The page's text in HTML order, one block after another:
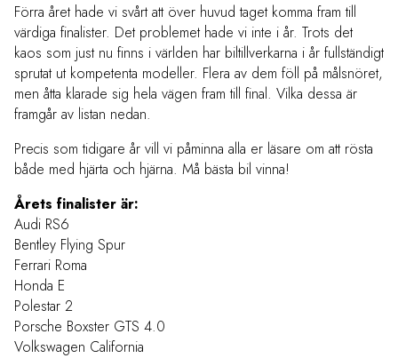
Förra året hade vi svårt att över huvud taget komma fram till
värdiga finalister. Det problemet hade vi inte i år. Trots det
kaos som just nu finns i världen har biltillverkarna i år fullständigt
sprutat ut kompetenta modeller. Flera av dem föll på målsnöret,
men åtta klarade sig hela vägen fram till final. Vilka dessa är
framgår av listan nedan.
Precis som tidigare år vill vi påminna alla er läsare om att rösta
både med hjärta och hjärna. Må bästa bil vinna!
Årets finalister är:
Audi RS6
Bentley Flying Spur
Ferrari Roma
Honda E
Polestar 2
Porsche Boxster GTS 4.0
Volkswagen California